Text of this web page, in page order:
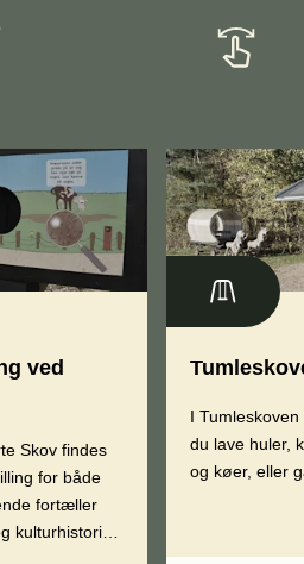
ved
Skov findes
for både
fortæller
kulturhistorier,
I
du lave huler,
og køer, eller